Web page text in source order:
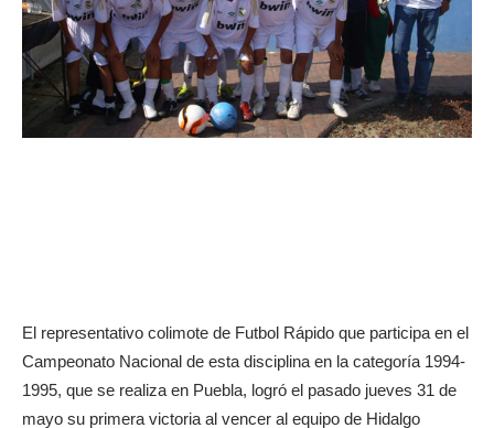
El representativo colimote de Futbol Rápido que participa en el
Campeonato Nacional de esta disciplina en la categoría 1994-
1995, que se realiza en Puebla, logró el pasado jueves 31 de
mayo su primera victoria al vencer al equipo de Hidalgo